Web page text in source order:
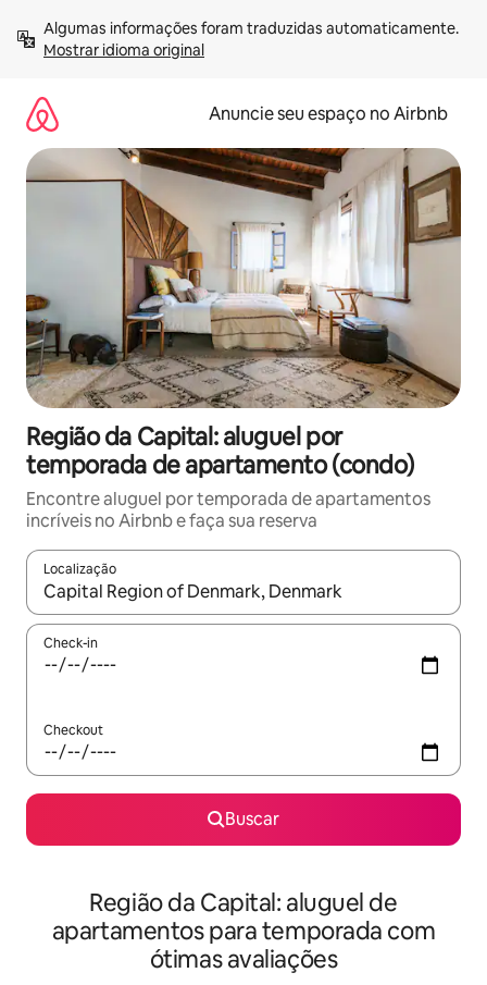
para
Mostrar idioma original
Anuncie seu espaço no Airbnb
Região da Capital: aluguel por
temporada de apartamento (condo)
Encontre aluguel por temporada de apartamentos
incríveis no Airbnb e faça sua reserva
Localização
Quando os resultados estiverem disponíveis, explore-os
Check-in
Checkout
Buscar
Região da Capital: aluguel de
apartamentos para temporada com
ótimas avaliações